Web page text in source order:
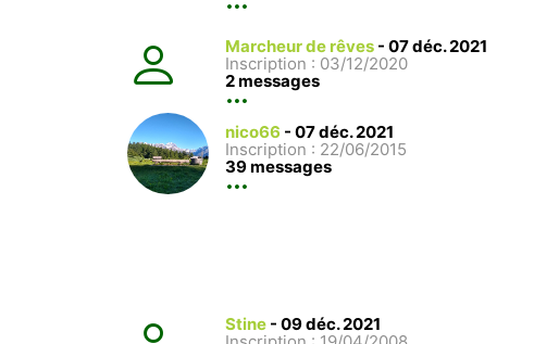
Marcheur de rêves - 07 déc. 2021
Inscription : 03/12/2020
2 messages
nico66 - 07 déc. 2021
Inscription : 22/06/2015
39 messages
Stine - 09 déc. 2021